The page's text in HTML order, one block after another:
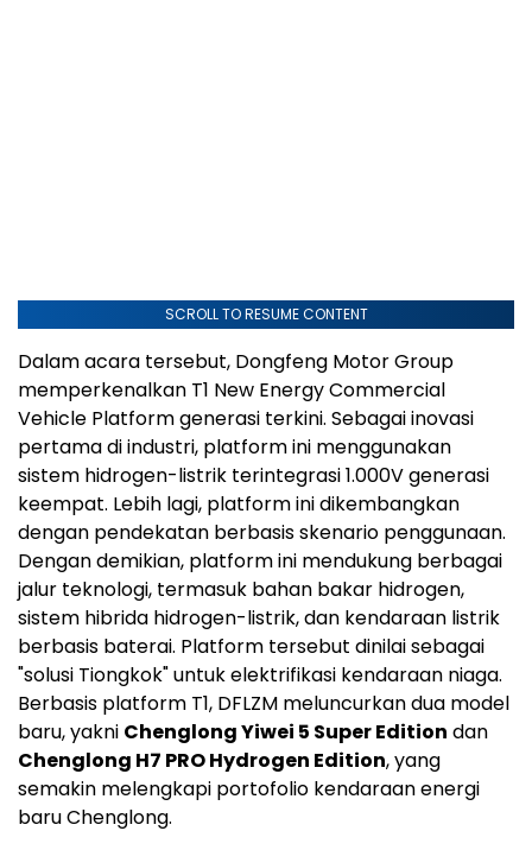
SCROLL TO RESUME CONTENT
Dalam acara tersebut, Dongfeng Motor Group
memperkenalkan T1 New Energy Commercial
Vehicle Platform generasi terkini. Sebagai inovasi
pertama di industri, platform ini menggunakan
sistem hidrogen-listrik terintegrasi 1.000V generasi
keempat. Lebih lagi, platform ini dikembangkan
dengan pendekatan berbasis skenario penggunaan.
Dengan demikian, platform ini mendukung berbagai
jalur teknologi, termasuk bahan bakar hidrogen,
sistem hibrida hidrogen-listrik, dan kendaraan listrik
berbasis baterai. Platform tersebut dinilai sebagai
"solusi Tiongkok" untuk elektrifikasi kendaraan niaga.
Berbasis platform T1, DFLZM meluncurkan dua model
baru, yakni Chenglong Yiwei 5 Super Edition dan
Chenglong H7 PRO Hydrogen Edition, yang
semakin melengkapi portofolio kendaraan energi
baru Chenglong.